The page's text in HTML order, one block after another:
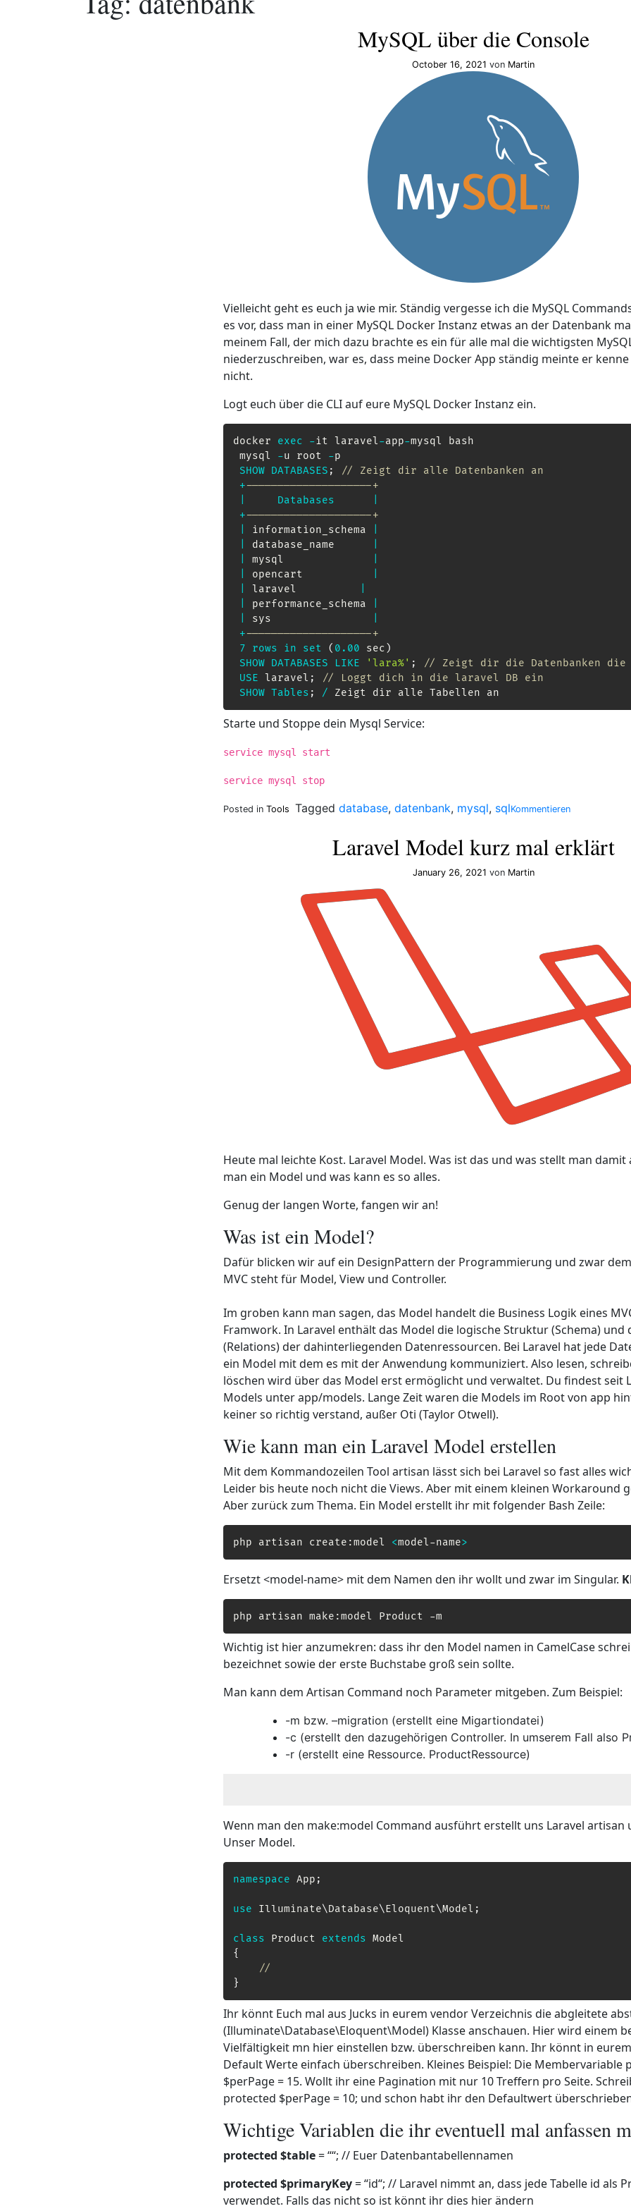
MySQL über die Console
October 16, 2021 von Martin
Vielleicht geht es euch ja wie mir. Ständig vergesse ich die MySQL
es vor, dass man in einer MySQL Docker Instanz etwas an der Datenbank
meinem Fall, der mich dazu brachte es ein für alle mal die wichtigsten
niederzuschreiben, war es, dass meine Docker App ständig meinte er
nicht.
Logt euch über die CLI auf eure MySQL Docker Instanz ein.
docker exec -it laravel-app-mysql bash
mysql -u root -p
SHOW DATABASES ;
// Zeigt dir alle Datenbanken an
+--------------------+
Databases
+--------------------+
information_schema
database_name
mysql
opencart
laravel
performance_schema
sys
+--------------------+
7
rows in set ( 0.00 sec )
SHOW DATABASES LIKE 'lara%' ;
// Zeigt dir die Datenbanken die
USE laravel ;
// Loggt dich in die laravel DB ein
SHOW Tables ; / Zeigt dir alle Tabellen an
Starte und Stoppe dein Mysql Service:
service mysql start
service mysql stop
Posted in Tools Tagged database, datenbank, mysql, sqlKommentierenon
die
Laravel Model kurz mal erklärt
January 26, 2021 von Martin
Heute mal leichte Kost. Laravel Model. Was ist das und was stellt man
man ein Model und was kann es so alles.
Genug der langen Worte, fangen wir an!
Was ist ein Model?
Dafür blicken wir auf ein DesignPattern der Programmierung und zwar
MVC steht für Model, View und Controller.
Im groben kann man sagen, das Model handelt die Business Logik eines
Framwork. In Laravel enthält das Model die logische Struktur (Schema) und
(Relations) der dahinterliegenden Datenressourcen. Bei Laravel hat jede
ein Model mit dem es mit der Anwendung kommuniziert. Also lesen,
löschen wird über das Model erst ermöglicht und verwaltet. Du findest seit
Models unter app/models. Lange Zeit waren die Models im Root von app
keiner so richtig verstand, außer Oti (Taylor Otwell).
Wie kann man ein Laravel Model erstellen
Mit dem Kommandozeilen Tool artisan lässt sich bei Laravel so fast alles
Leider bis heute noch nicht die Views. Aber mit einem kleinen Workaround
Aber zurück zum Thema. Ein Model erstellt ihr mit folgender Bash Zeile:
php artisan create:model <model-name>
Ersetzt <model-name> mit dem Namen den ihr wollt und zwar im Singular.
php artisan make:model Product -m
Wichtig ist hier anzumekren: dass ihr den Model namen in CamelCase
bezeichnet sowie der erste Buchstabe groß sein sollte.
Man kann dem Artisan Command noch Parameter mitgeben. Zum Beispiel:
-m bzw. –migration (erstellt eine Migartiondatei)
-c (erstellt den dazugehörigen Controller. In umserem Fall also
-r (erstellt eine Ressource. ProductRessource)
Wenn man den make:model Command ausführt erstellt uns Laravel artisan
Unser Model.
namespace App ;
use Illuminate\Database\Eloquent\Model ;
class Product extends Model
{
//
}
Ihr könnt Euch mal aus Jucks in eurem vendor Verzeichnis die abgleitete
(Illuminate\Database\Eloquent\Model) Klasse anschauen. Hier wird einem
Vielfältigkeit mn hier einstellen bzw. überschreiben kann. Ihr könnt in
Default Werte einfach überschreiben. Kleines Beispiel: Die Membervariable
$perPage = 15. Wollt ihr eine Pagination mit nur 10 Treffern pro Seite.
protected $perPage = 10; und schon habt ihr den Defaultwert
Wichtige Variablen die ihr eventuell mal anfassen
protected $table= ““; // Euer Datenbantabellennamen
protected $primaryKey= “id“; // Laravel nimmt an, dass jede Tabelle id als
verwendet. Falls das nicht so ist könnt ihr dies hier ändern